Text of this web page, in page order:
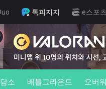
톡피지지 e스포츠
소 배틀그라운드 오버